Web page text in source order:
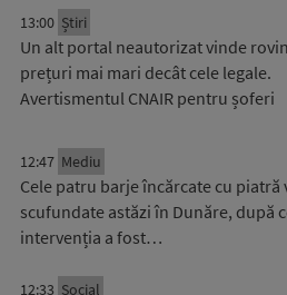
13:00 Știri
Un alt portal neautorizat vinde
prețuri mai mari decât cele legale.
Avertismentul CNAIR pentru șoferi
12:47 Mediu
Cele patru barje încărcate cu piatră
scufundate astăzi în Dunăre, după
intervenția a fost…
12:33 Social